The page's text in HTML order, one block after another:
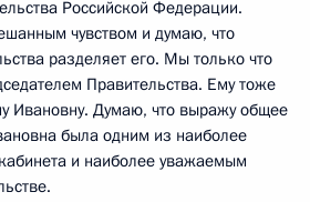
Российской Федерации.
чувством и думаю, что
разделяет его. Мы только что
Правительства. Ему тоже
Ивановну. Думаю, что выражу общее
была одним из наиболее
и наиболее уважаемым